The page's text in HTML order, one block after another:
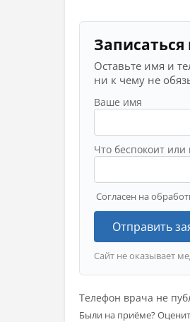
Оставьте имя и
ни к чему не
Ваше имя
Что беспокоит или
Согласен на
Отправить
Сайт не оказывает
Телефон врача не
Были на приёме?